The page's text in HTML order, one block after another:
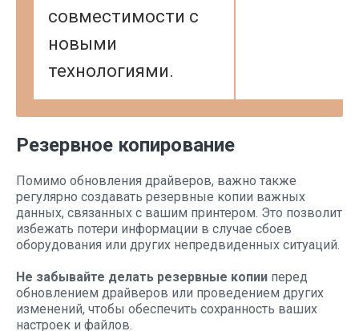
совместимости с
новыми
технологиями.
Резервное копирование
Помимо обновления драйверов, важно также
регулярно создавать резервные копии важных
данных, связанных с вашим принтером. Это позволит
избежать потери информации в случае сбоев
оборудования или других непредвиденных ситуаций.
Не забывайте делать резервные копии перед
обновлением драйверов или проведением других
изменений, чтобы обеспечить сохранность ваших
настроек и файлов.